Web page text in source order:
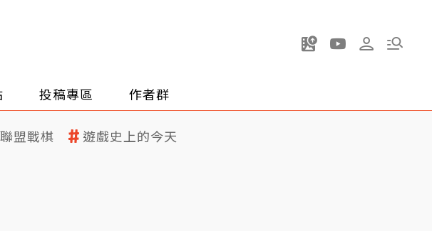
投稿專區 作者群
聯盟戰棋 遊戲史上的今天